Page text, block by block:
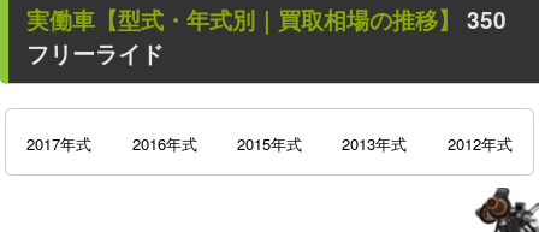
実働車 【型式・年式別｜買取相場の推移】 350
フリーライド
2017年式 2016年式 2015年式 2013年式 2012年式